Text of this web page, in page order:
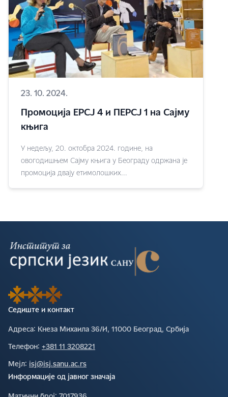
23. 10. 2024.
Промоција ЕРСЈ 4 и ПЕРСЈ 1 на Сајму
књига
У недељу, 20. октобра 2024. године, на
овогодишњем Сајму књига у Београду одржана је
промоција двају етимолошких...
Седиште и контакт
Адреса∶ Кнеза Михаила 36/И, 11000 Београд, Србија
Телефон∶ +381 11 3208221
Мејл∶
isj@isj.sanu.ac.rs
Информације од јавног значаја